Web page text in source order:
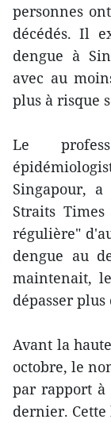
personnes
décédés. Il
dengue à
avec au
plus à risque
Le
Singapour,
Straits
régulière"
dengue au
maintenait,
dépasser plus
Avant la
octobre, le
par rapport à
dernier. Cette